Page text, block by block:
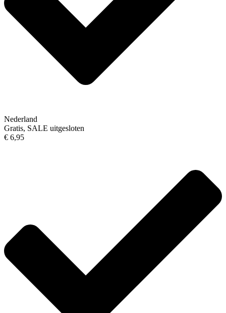
Nederland
Gratis, SALE uitgesloten
€ 6,95